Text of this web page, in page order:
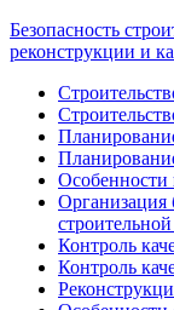
Безопасность
реконструкции и
Особенности
Организация
Контроль
Контроль